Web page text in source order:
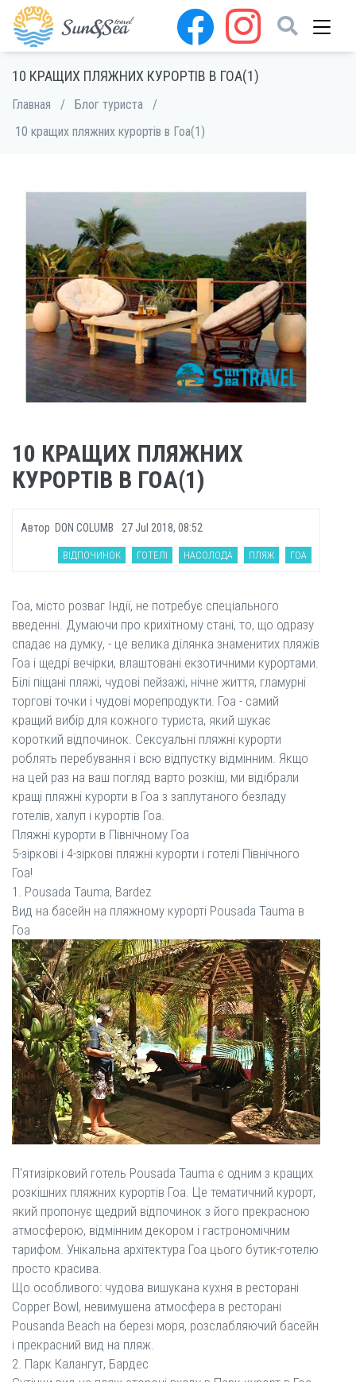
10 КРАЩИХ ПЛЯЖНИХ КУРОРТІВ В ГОА(1)
Главная / Блог туриста
/
10 кращих пляжних курортів в Гоа(1)
10 КРАЩИХ ПЛЯЖНИХ
КУРОРТІВ В ГОА(1)
Автор DON COLUMB 27 Jul 2018, 08:52
ВІДПОЧИНОК ГОТЕЛІ НАСОЛОДА ПЛЯЖ ГОА
Гоа, місто розваг Індії, не потребує спеціального
введенні. Думаючи про крихітному стані, то, що одразу
спадає на думку, - це велика ділянка знаменитих пляжів
Гоа і щедрі вечірки, влаштовані екзотичними курортами.
Білі піщані пляжі, чудові пейзажі, нічне життя, гламурні
торгові точки і чудові морепродукти. Гоа - самий
кращий вибір для кожного туриста, який шукає
короткий відпочинок. Сексуальні пляжні курорти
роблять перебування і всю відпустку відмінним. Якщо
на цей раз на ваш погляд варто розкіш, ми відібрали
кращі пляжні курорти в Гоа з заплутаного безладу
готелів, халуп і курортів Гоа.
Пляжні курорти в Північному Гоа
5-зіркові і 4-зіркові пляжні курорти і готелі Північного
Гоа!
1. Pousada Tauma, Bardez
Вид на басейн на пляжному курорті Pousada Tauma в
Гоа
П'ятизірковий готель Pousada Tauma є одним з кращих
розкішних пляжних курортів Гоа. Це тематичний курорт,
який пропонує щедрий відпочинок з його прекрасною
атмосферою, відмінним декором і гастрономічним
тарифом. Унікальна архітектура Гоа цього бутик-готелю
просто красива.
Що особливого: чудова вишукана кухня в ресторані
Copper Bowl, невимушена атмосфера в ресторані
Pousanda Beach на березі моря, розслабляючий басейн
і прекрасний вид на пляж.
2. Парк Калангут, Бардес